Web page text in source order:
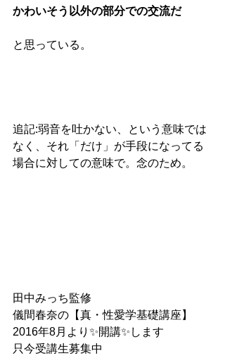
かわいそう以外の部分での交流だ
と思っている。
追記:弱音を吐かない、という意味では
なく、それ「だけ」が手段になってる
場合に対しての意味で。念のため。
田中みっち監修
儀間春奈の【真・性愛学基礎講座】
2016年8月より✨開講✨します
只今受講生募集中